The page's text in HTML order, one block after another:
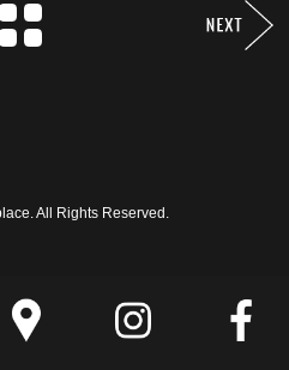
All Rights Reserved.